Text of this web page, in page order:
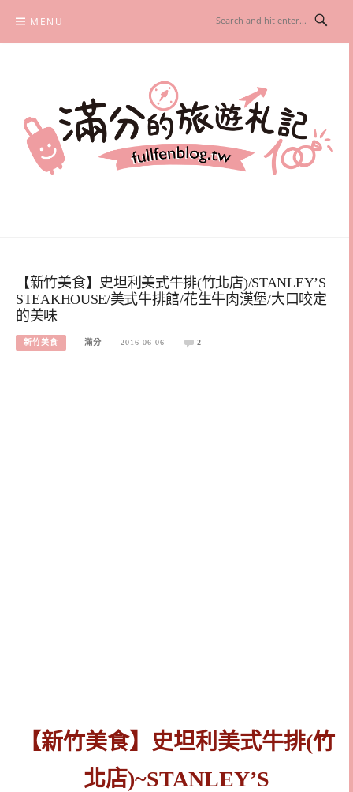
content
MENU
【新竹美食】史坦利美式牛排(竹北店)/STANLEY’S
STEAKHOUSE/美式牛排館/花生牛肉漢堡/大口咬定
的美味
新竹美食 滿分 2016-06-06 2
【新竹美食】史坦利美式牛排(竹
北店)~STANLEY’S